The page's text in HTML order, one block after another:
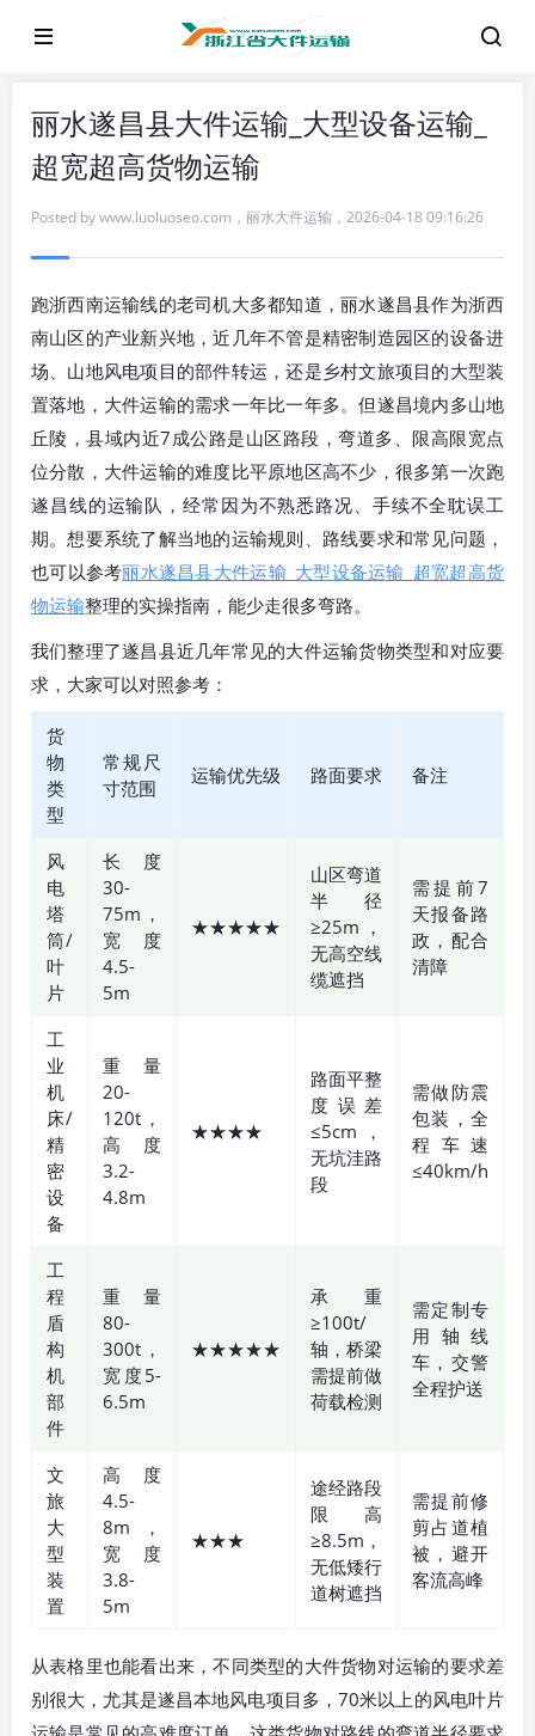
丽水遂昌县大件运输_大型设备运输_
超宽超高货物运输
Posted bywww.luoluoseo.com ， 丽水大件运输 ， 2026-04-18 09:16:26
跑浙西南运输线的老司机大多都知道，丽水遂昌县作为浙西
南山区的产业新兴地，近几年不管是精密制造园区的设备进
场、山地风电项目的部件转运，还是乡村文旅项目的大型装
置落地，大件运输的需求一年比一年多。但遂昌境内多山地
丘陵，县域内近7成公路是山区路段，弯道多、限高限宽点
位分散，大件运输的难度比平原地区高不少，很多第一次跑
遂昌线的运输队，经常因为不熟悉路况、手续不全耽误工
期。想要系统了解当地的运输规则、路线要求和常见问题，
也可以参考丽水遂昌县大件运输_大型设备运输_超宽超高货
物运输整理的实操指南，能少走很多弯路。
我们整理了遂昌县近几年常见的大件运输货物类型和对应要
求，大家可以对照参考：
货
物
类
型
常规尺
寸范围
运输优先级 路面要求 备注
风
电
塔
筒/
叶
片
长度
30-
75m，
宽度
4.5-
5m
★★★★★
山区弯道
半径
≥25m，
无高空线
缆遮挡
需提前7
天报备路
政，配合
清障
工
业
机
床/
精
密
设
备
重量
20-
120t，
高度
3.2-
4.8m
★★★★
路面平整
度误差
≤5cm，
无坑洼路
段
需做防震
包装，全
程车速
≤40km/h
工
程
盾
构
机
部
件
重量
80-
300t，
宽度5-
6.5m
★★★★★
承重
≥100t/
轴，桥梁
需提前做
荷载检测
需定制专
用轴线
车，交警
全程护送
文
旅
大
型
装
置
高度
4.5-
8m，
宽度
3.8-
5m
★★★
途经路段
限高
≥8.5m，
无低矮行
道树遮挡
需提前修
剪占道植
被，避开
客流高峰
从表格里也能看出来，不同类型的大件货物对运输的要求差
别很大，尤其是遂昌本地风电项目多，70米以上的风电叶片